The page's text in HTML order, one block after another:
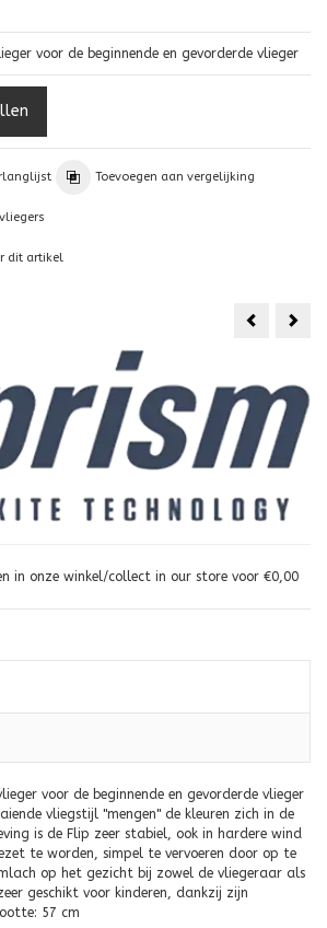
voor de beginnende en gevorderde vlieger
Toevoegen aan vergelijking
dit artikel
in onze winkel/collect in our store voor €0,00
voor de beginnende en gevorderde vlieger
vliegstijl "mengen" de kleuren zich in de
is de Flip zeer stabiel, ook in hardere wind
te worden, simpel te vervoeren door op te
op het gezicht bij zowel de vliegeraar als
geschikt voor kinderen, dankzij zijn
57 cm